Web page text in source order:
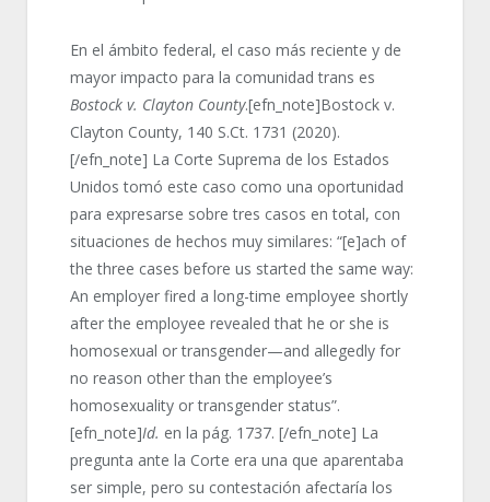
En el ámbito federal, el caso más reciente y de
mayor impacto para la comunidad trans es
Bostock v. Clayton County.[efn_note]Bostock v.
Clayton County, 140 S.Ct. 1731 (2020).
[/efn_note] La Corte Suprema de los Estados
Unidos tomó este caso como una oportunidad
para expresarse sobre tres casos en total, con
situaciones de hechos muy similares: “[e]ach of
the three cases before us started the same way:
An employer fired a long-time employee shortly
after the employee revealed that he or she is
homosexual or transgender—and allegedly for
no reason other than the employee’s
homosexuality or transgender status”.
[efn_note]Id. en la pág. 1737. [/efn_note] La
pregunta ante la Corte era una que aparentaba
ser simple, pero su contestación afectaría los